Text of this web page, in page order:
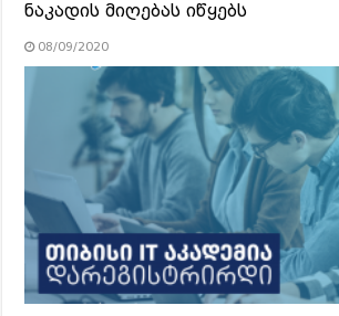
ნაკადის მიღებას იწყებს
08/09/2020